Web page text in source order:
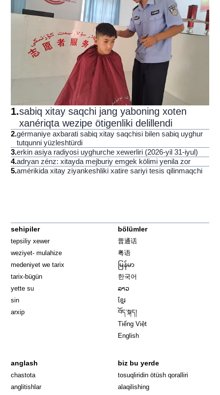
1.sabiq xitay saqchi jang yaboning xoten
xanériqta wezipe ötigenliki delillendi
2.gérmaniye axbarati sabiq xitay saqchisi bilen sabiq uyghur
tutqunni yüzleshtürdi
3.erkin asiya radiyosi uyghurche xewerliri (2026-yil 31-iyul)
4.adryan zénz: xitayda mejburiy emgek kölimi yenila zor
5.amérikida xitay ziyankeshliki xatire sariyi tesis qilinmaqchi
sehipiler
tepsiliy xewer
weziyet- mulahize
medeniyet we tarix
tarix-bügün
yette su
sin
arxip
bölümler
普通话
粤语
မြန်မာ
한국어
ລາວ
ខ្មែរ
བོད་སྐད།
Tiếng Việt
English
anglash
chastota
anglitishlar
biz bu yerde
tosuqliridin ötüsh qoralliri
alaqilishing